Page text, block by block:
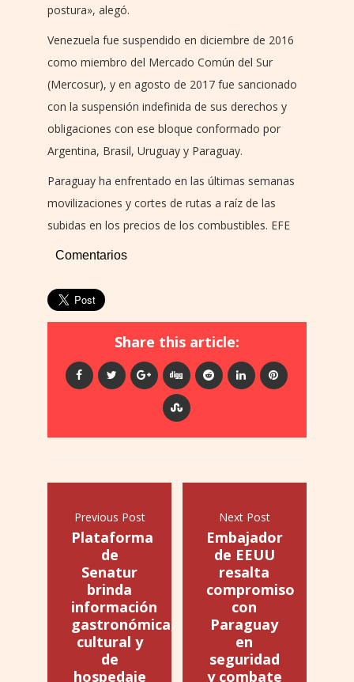
postura», alegó.
Venezuela fue suspendido en diciembre de 2016
como miembro del Mercado Común del Sur
(Mercosur), y en agosto de 2017 fue sancionado
con la suspensión indefinida de sus derechos y
obligaciones con ese bloque conformado por
Argentina, Brasil, Uruguay y Paraguay.
Paraguay ha enfrentado en las últimas semanas
movilizaciones y cortes de rutas a raíz de las
subidas en los precios de los combustibles. EFE
Comentarios
Share this article:
Previous Post
Plataforma
de
Senatur
brinda
información
gastronómica,
cultural y
de
hospedaje
Next Post
Embajador
de EEUU
resalta
compromiso
con
Paraguay
en
seguridad
y combate